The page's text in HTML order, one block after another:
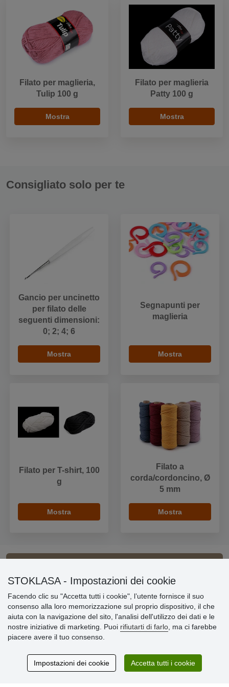
Filato per maglieria,
Tulip 100 g
Mostra
Filato per maglieria
Patty 100 g
Mostra
Consigliato solo per te
Gancio per uncinetto
per filato delle
seguenti dimensioni:
0; 2; 4; 6
Mostra
Segnapunti per
maglieria
Mostra
Filato per T-shirt, 100
g
Mostra
Filato a
corda/cordoncino, Ø
5 mm
Mostra
Informazioni importanti
» Impostazioni dei cookie
» Termini & Condizioni
» Informativa sulla Privacy
» Consegna e pagamento
» Garanzia e resi
STOKLASA - Impostazioni dei cookie
Facendo clic su "Accetta tutti i cookie", l’utente fornisce il suo
consenso alla loro memorizzazione sul proprio dispositivo, il che
aiuta con la navigazione del sito, l'analisi dell'utilizzo dei dati e le
nostre iniziative di marketing. Puoi rifiutarti di farlo , ma ci farebbe
piacere avere il tuo consenso.
Impostazioni dei cookie Accetta tutti i cookie